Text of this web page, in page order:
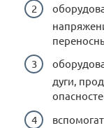
дуги,